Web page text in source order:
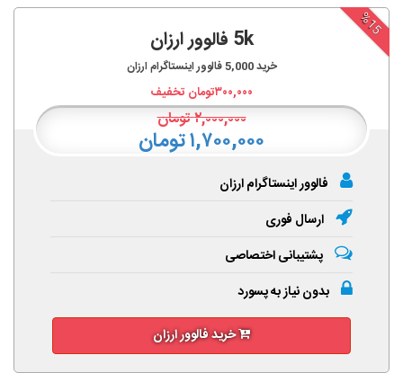
%15
5k فالوور ارزان
خرید5,000فالوور اینستاگرام ارزان
۳۰۰,۰۰۰تومان تخفیف
۲,۰۰۰,۰۰۰تومان
۱,۷۰۰,۰۰۰ تومان
فالوور اینستاگرام ارزان
ارسال فوری
پشتیبانی اختصاصی
بدون نیاز به پسورد
خرید فالوور ارزان